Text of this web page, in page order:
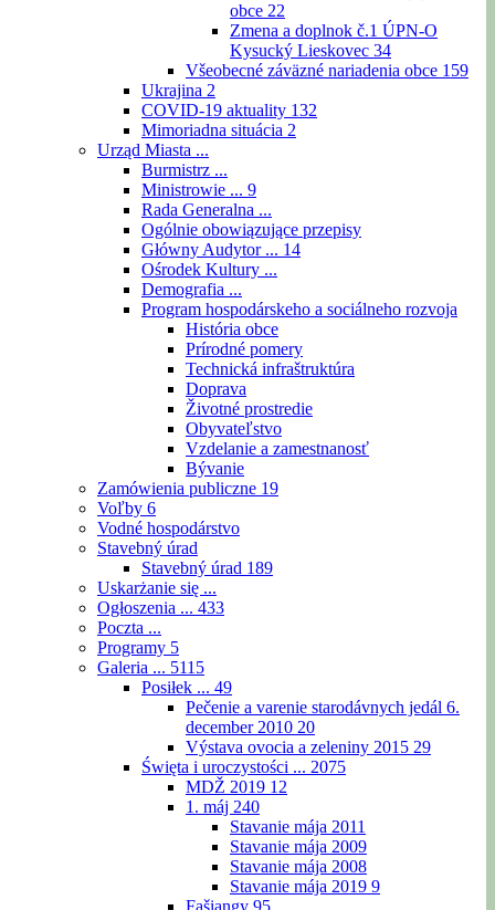
obce 22
Zmena a doplnok č.1 ÚPN-O
Kysucký Lieskovec 34
Všeobecné záväzné nariadenia obce 159
Ukrajina 2
COVID-19 aktuality 132
Mimoriadna situácia 2
Urząd Miasta ...
Burmistrz ...
Ministrowie ... 9
Rada Generalna ...
Ogólnie obowiązujące przepisy
Główny Audytor ... 14
Ośrodek Kultury ...
Demografia ...
Program hospodárskeho a sociálneho rozvoja
História obce
Prírodné pomery
Technická infraštruktúra
Doprava
Životné prostredie
Obyvateľstvo
Vzdelanie a zamestnanosť
Bývanie
Zamówienia publiczne 19
Voľby 6
Vodné hospodárstvo
Stavebný úrad
Stavebný úrad 189
Uskarżanie się ...
Ogłoszenia ... 433
Poczta ...
Programy 5
Galeria ... 5115
Posiłek ... 49
Pečenie a varenie starodávnych jedál 6.
december 2010 20
Výstava ovocia a zeleniny 2015 29
Święta i uroczystości ... 2075
MDŽ 2019 12
1. máj 240
Stavanie mája 2011
Stavanie mája 2009
Stavanie mája 2008
Stavanie mája 2019 9
Fašiangy 95